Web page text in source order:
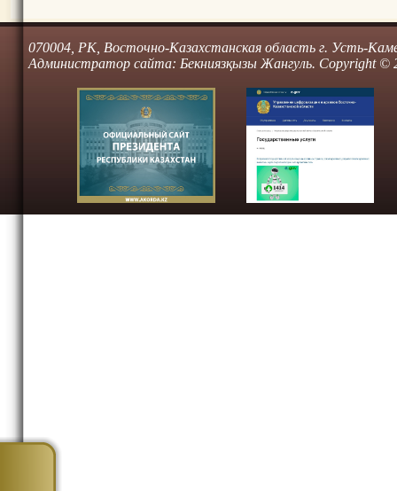
070004, РК, Восточно-Казахстанская область г. Усть-
Администратор сайта: Бекниязқызы Жангуль. Copyright ©